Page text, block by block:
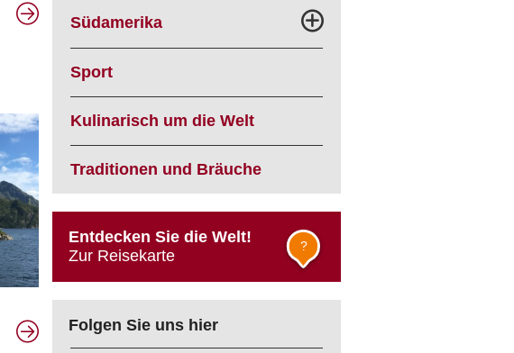
Südamerika
Sport
Kulinarisch um die Welt
Traditionen und Bräuche
Entdecken Sie die Welt!
Zur Reisekarte
?
Folgen Sie uns hier